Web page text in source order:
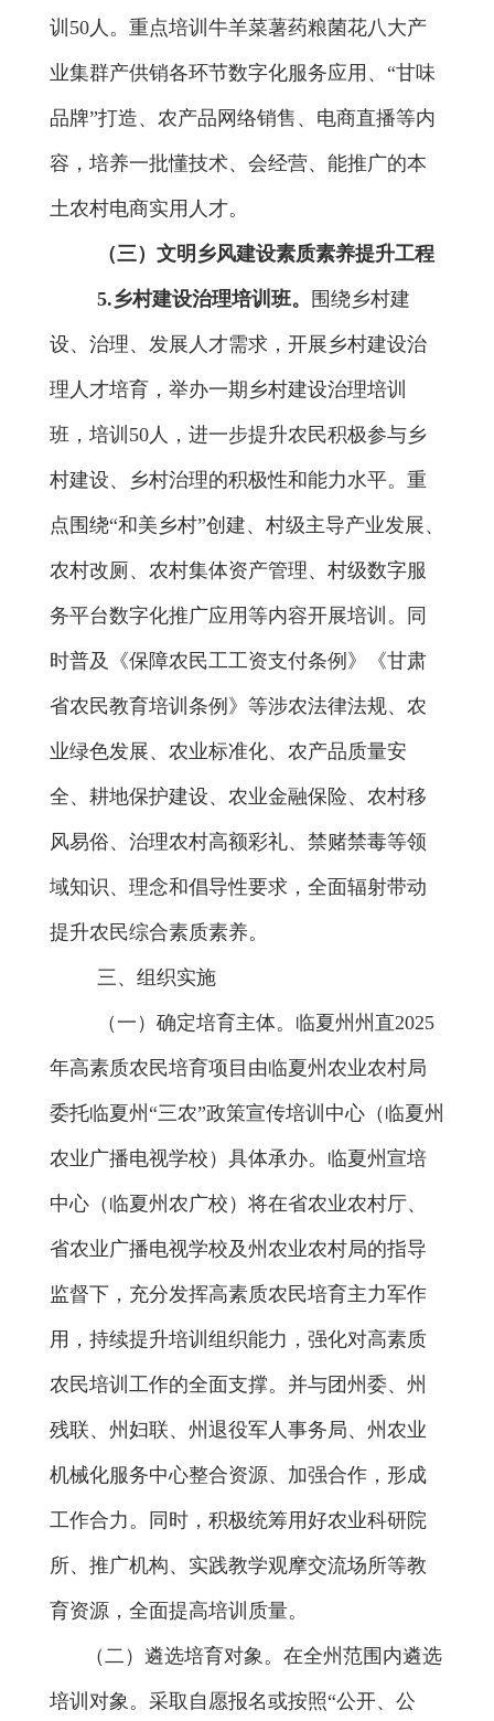
训 50人。 重点培训 牛羊菜薯药粮菌花八大产
业集群产供销各环节数字化服务应用、 “甘味
品牌”打造、 农产品 网络销售、电商直播等内
容 ， 培养一批懂技术、会经营、能推广的本
土农村电商实用人才。
（三）文明乡风建设素质素养提升工程
5.乡村建设治理培训班。 围绕乡村建
设、治理、发展人才需求， 开展乡村建设治
理人才培育，举办一期乡村建设治理培训
班，培训 50人 ， 进一步提升农民积极参与乡
村建设、乡村治理的积极性和能力水平。重
点围绕“和美乡村”创建、村级主导产业发展、
农村改厕、农村集体资产管理、村级数字服
务平台数字化推广应用等内容开展培训 。 同
时普及《保障农民工工资支付条例》《甘肃
省农民教育培训条例》等涉农法律法规、农
业绿色发展、农业标准化、农产品质量安
全、耕地保护建设、农业金融保险、农村移
风易俗、治理农村高额彩礼、禁赌禁毒等领
域知识、理念和倡导性要求，全面辐射带动
提升农民综合素质素养。
三、组织实施
（一）确定培育主体。 临夏州州直2025
年高素质农民培育项目 由临夏州农业农村局
委托临夏州 “三农”政策宣传培训中心 （临夏州
农业广播电视学校） 具体承办。临夏州 宣培
中心 （临夏州农广校）将在省农业农村厅、
省农业广播电视学校及州农业农村局的指导
监督下，充分发挥高素质农民培育主力军作
用，持续提升培训组织能力，强化对高素质
农民培训工作的全面支撑。并与团州委、州
残联、州妇联、 州 退役军人事务局、州农业
机械化服务中心整合资源、加强合作，形成
工作合力。同时， 积极统筹用好农业科研院
所、推广机构、 实践教学观摩交流场所等教
育资源，全面提高培训质量。
（二 ）遴选培育对象。 在全州范围内遴选
培训对象。采取自愿报名或按照“公开、公